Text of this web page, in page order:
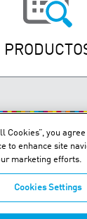
Cookies”, you
to enhance site
marketing efforts.
Cookies Settings